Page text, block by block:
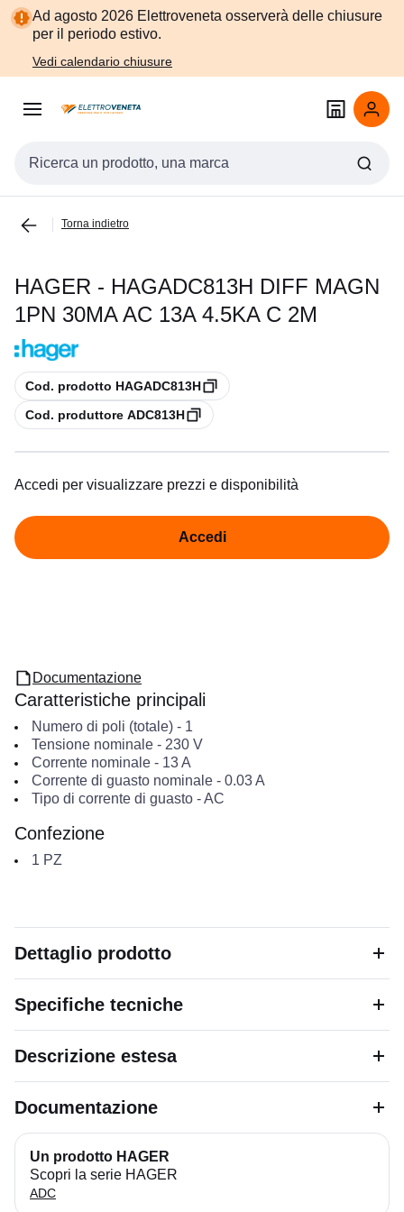
Vai alla
navigazione
Vai
alla
Ad agosto 2026 Elettroveneta osserverà delle chiusure
per il periodo estivo.
Vedi calendario chiusure
Cerca input
Torna indietro
HAGER - HAGADC813H DIFF MAGN
1PN 30MA AC 13A 4.5KA C 2M
copiaCod. prodotto HAGADC813H
copiaCod. produttore ADC813H
Accedi per visualizzare prezzi e disponibilità
Accedi
Documentazione
Caratteristiche principali
Numero di poli (totale)- 1
Tensione nominale- 230 V
Corrente nominale- 13A
Corrente di guasto nominale- 0.03A
Tipo di corrente di guasto-AC
Confezione
1 PZ
Dettaglio prodotto
Specifiche tecniche
Descrizione estesa
Documentazione
Un prodotto HAGER
Scopri la serie HAGER
ADC